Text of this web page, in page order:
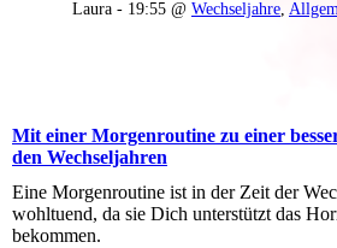
Laura - 19:55 @ Wechseljahre
Mit einer Morgenroutine zu einer
den Wechseljahren
Eine Morgenroutine ist in der Zeit der
wohltuend, da sie Dich unterstützt das
bekommen.